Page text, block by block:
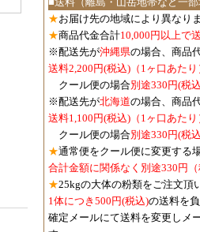
★お届け先の地域により異なり
★商品代金合計10,000円以上で
※配送先が沖縄県の場合、商品
送料2,200円(税込)（1ヶ口あたり
クール便の場合別途330円(税
※配送先が北海道の場合、商品
送料1,100円(税込) （1ヶ口あた
クール便の場合別途330円(税
★通常便をクール便に変更する
合計金額に関係なく別途330円
★25kgの大体の粉類をご注文頂
1体につき500円(税込)の送料を
確定メールにて送料を変更しメ